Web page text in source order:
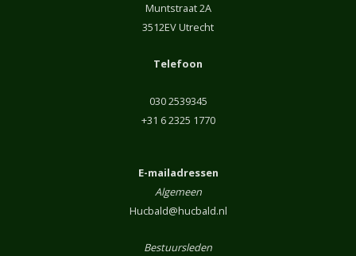
Muntstraat 2A
3512EV Utrecht
Telefoon
030 2539345
+31 6 2325 1770
E-mailadressen
Algemeen
Hucbald@hucbald.nl
Bestuursleden